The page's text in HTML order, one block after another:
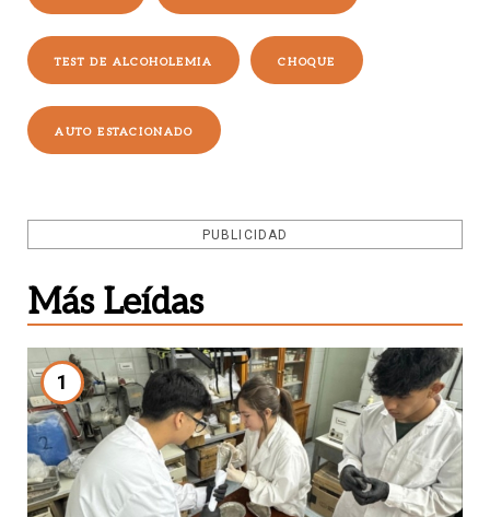
TEST DE ALCOHOLEMIA CHOQUE
AUTO ESTACIONADO
PUBLICIDAD
Más Leídas
1